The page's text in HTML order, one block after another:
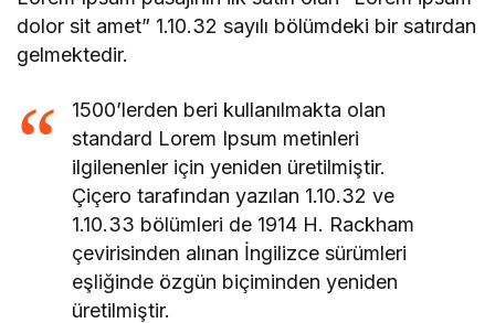
dolor sit amet” 1.10.32 sayılı bölümdeki bir satırdan
gelmektedir.
1500’lerden beri kullanılmakta olan
standard Lorem Ipsum metinleri
ilgilenenler için yeniden üretilmiştir.
Çiçero tarafından yazılan 1.10.32 ve
1.10.33 bölümleri de 1914 H. Rackham
çevirisinden alınan İngilizce sürümleri
eşliğinde özgün biçiminden yeniden
üretilmiştir.